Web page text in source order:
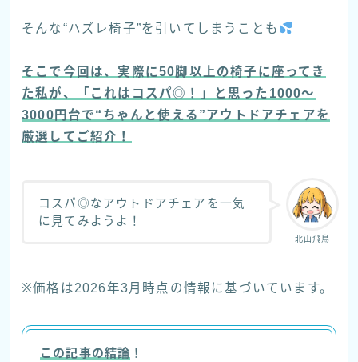
そんな“ハズレ椅子”を引いてしまうことも
そこで今回は、実際に50脚以上の椅子に座ってき
た私が、「これはコスパ◎！」と思った 1000〜
3000円台で“ちゃんと使える”アウトドアチェアを
厳選してご紹介！
北山飛鳥
コスパ◎なアウトドアチェアを一気
に見てみようよ！
※価格は2026年3月時点の情報に基づいています。
この記事の結論 ！